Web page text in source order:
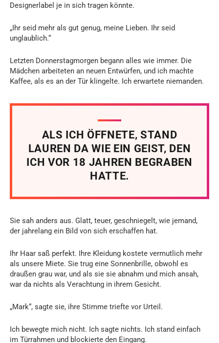
Designerlabel je in sich tragen könnte.
„Ihr seid mehr als gut genug, meine Lieben. Ihr seid
unglaublich.“
Letzten Donnerstagmorgen begann alles wie immer. Die
Mädchen arbeiteten an neuen Entwürfen, und ich machte
Kaffee, als es an der Tür klingelte. Ich erwartete niemanden.
ALS ICH ÖFFNETE, STAND
LAUREN DA WIE EIN GEIST, DEN
ICH VOR 18 JAHREN BEGRABEN
HATTE.
Sie sah anders aus. Glatt, teuer, geschniegelt, wie jemand,
der jahrelang ein Bild von sich erschaffen hat.
Ihr Haar saß perfekt. Ihre Kleidung kostete vermutlich mehr
als unsere Miete. Sie trug eine Sonnenbrille, obwohl es
draußen grau war, und als sie sie abnahm und mich ansah,
war da nichts als Verachtung in ihrem Gesicht.
„Mark“, sagte sie, ihre Stimme triefte vor Urteil.
Ich bewegte mich nicht. Ich sagte nichts. Ich stand einfach
im Türrahmen und blockierte den Eingang.